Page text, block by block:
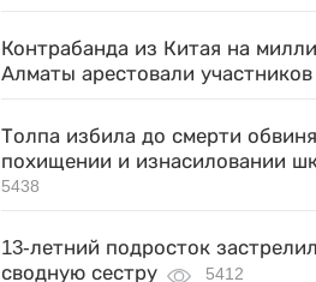
Контрабанда из Китая на
Алматы арестовали
Толпа избила до смерти
похищении и изнасиловании
5438
13-летний подросток
сводную сестру
5412